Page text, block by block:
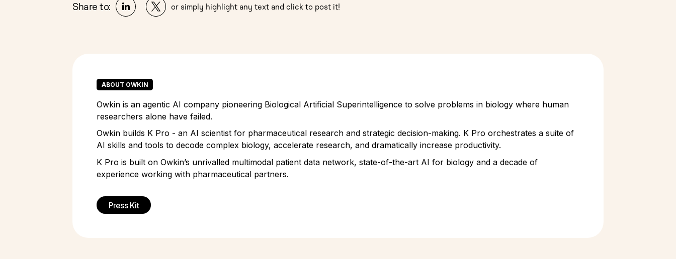
Share to: or simply highlight any text and click to post it!
ABOUT OWKIN
Owkin is an agentic AI company pioneering Biological Artificial Superintelligence to solve problems in biology where human
researchers alone have failed.
Owkin builds K Pro - an AI scientist for pharmaceutical research and strategic decision-making. K Pro orchestrates a suite of
AI skills and tools to decode complex biology, accelerate research, and dramatically increase productivity.
K Pro is built on Owkin’s unrivalled multimodal patient data network, state-of-the-art AI for biology and a decade of
experience working with pharmaceutical partners.
Press Kit